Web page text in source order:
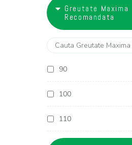
27 cm
28 cm
29 cm
30 cm
32 cm
Greutate Maxima
Recomandata
90
100
110